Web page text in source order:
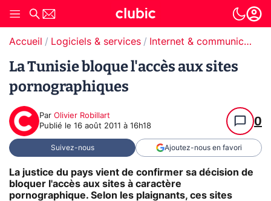
Accueil Logiciels & services Internet & communication
La Tunisie bloque l'accès aux sites
pornographiques
Par Olivier Robillart
Publié le 16 août 2011 à 16h18 0
Suivez-nous Ajoutez-nous en favori
La justice du pays vient de confirmer sa décision de
bloquer l'accès aux sites à caractère
pornographique. Selon les plaignants, ces sites